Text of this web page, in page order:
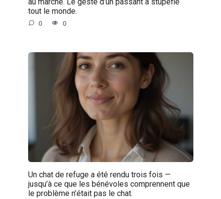
tout le monde.
0 0
Un chat de refuge a été rendu trois fois —
jusqu’à ce que les bénévoles comprennent que
le problème n’était pas le chat.